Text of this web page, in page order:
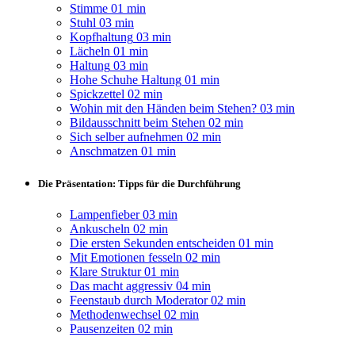
Stimme 01 min
Stuhl 03 min
Kopfhaltung 03 min
Lächeln 01 min
Haltung 03 min
Hohe Schuhe Haltung 01 min
Spickzettel 02 min
Wohin mit den Händen beim Stehen? 03 min
Bildausschnitt beim Stehen 02 min
Sich selber aufnehmen 02 min
Anschmatzen 01 min
Die Präsentation: Tipps für die Durchführung
Lampenfieber 03 min
Ankuscheln 02 min
Die ersten Sekunden entscheiden 01 min
Mit Emotionen fesseln 02 min
Klare Struktur 01 min
Das macht aggressiv 04 min
Feenstaub durch Moderator 02 min
Methodenwechsel 02 min
Pausenzeiten 02 min